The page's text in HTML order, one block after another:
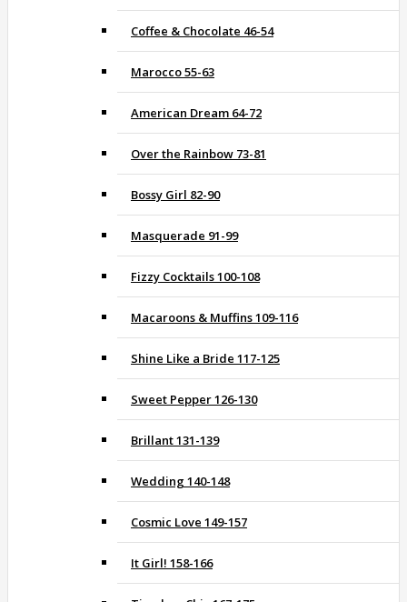
Coffee & Chocolate 46-54
Marocco 55-63
American Dream 64-72
Over the Rainbow 73-81
Bossy Girl 82-90
Masquerade 91-99
Fizzy Cocktails 100-108
Macaroons & Muffins 109-116
Shine Like a Bride 117-125
Sweet Pepper 126-130
Brillant 131-139
Wedding 140-148
Cosmic Love 149-157
It Girl! 158-166